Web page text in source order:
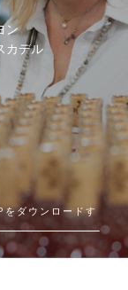
ン
カデル
をダウンロードす